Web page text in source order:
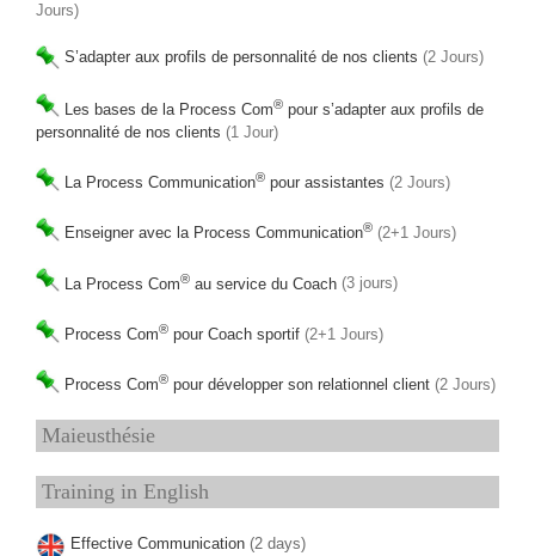
Jours)
S’adapter aux profils de personnalité de nos clients (2 Jours)
Les bases de la Process Com® pour s’adapter aux profils de
personnalité de nos clients (1 Jour)
La Process Communication® pour assistantes (2 Jours)
Enseigner avec la Process Communication® (2+1 Jours)
La Process Com® au service du Coach (3 jours)
Process Com® pour Coach sportif (2+1 Jours)
Process Com® pour développer son relationnel client (2 Jours)
Maieusthésie
Training in English
Effective Communication (2 days)